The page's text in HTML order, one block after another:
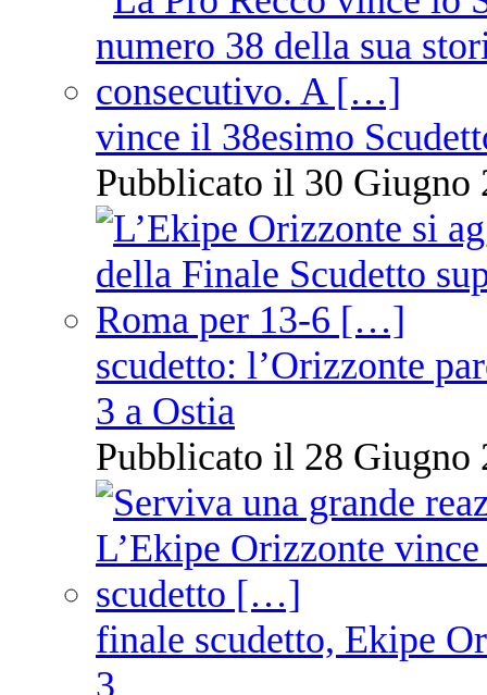
vince il 38esimo
Pubblicato il 30 Giugno
scudetto: l’Orizzonte
3 a Ostia
Pubblicato il 28 Giugno
finale scudetto, Ekipe
3